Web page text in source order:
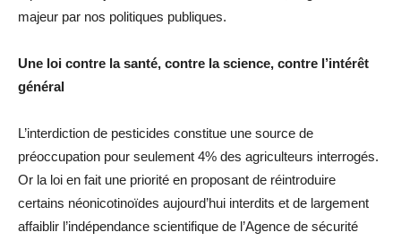
majeur par nos politiques publiques.
Une loi contre la santé, contre la science, contre l’intérêt
général
L’interdiction de pesticides constitue une source de
préoccupation pour seulement 4% des agriculteurs interrogés.
Or la loi en fait une priorité en proposant de réintroduire
certains néonicotinoïdes aujourd’hui interdits et de largement
affaiblir l’indépendance scientifique de l’Agence de sécurité